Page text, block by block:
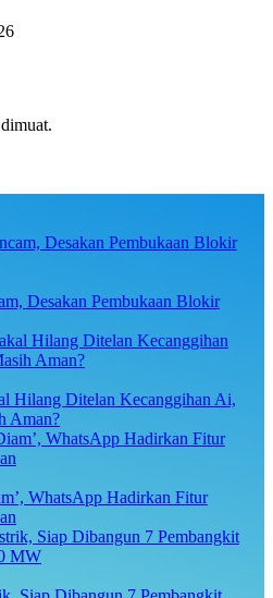
Desakan Pembukaan Blokir
Hilang Ditelan Kecanggihan Ai,
Aman?
WhatsApp Hadirkan Fitur